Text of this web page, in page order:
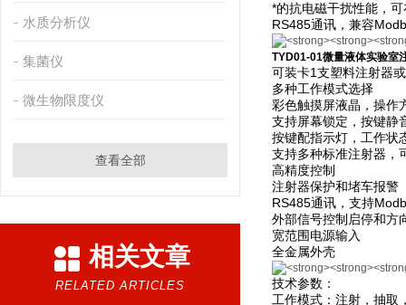
水质分析仪
集菌仪
微生物限度仪
查看全部
相关文章
RELATED ARTICLES
*的抗电磁干扰性能，
RS485通讯，兼容
TYD01-01微量液体实验室
可装卡1支塑料注射器
多种工作模式选择
彩色触摸屏液晶，操作
支持屏幕锁定，按键静
按键配指示灯，工作状
支持多种标准注射器，
高精度控制
注射器保护和堵车报警
RS485通讯，支持
外部信号控制启停和方
宽范围电源输入
全金属外壳
技术参数：
工作模式：注射，抽取